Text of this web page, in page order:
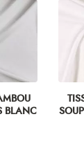
BLANC